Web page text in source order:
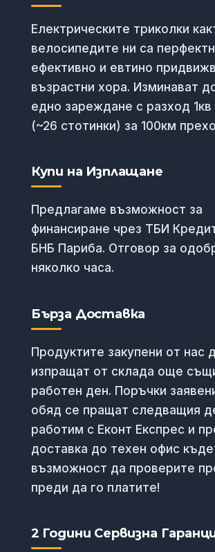
Електрическите триколки
велосипедите ни са
ефективно и евтино
възрастни хора. Изминават
едно зареждане с разход 1кв
(~26 стотинки) за 100км
Купи на Изплащане
Предлагаме възможност за
финансиране чрез ТБИ
БНБ Париба. Отговор за
няколко часа.
Бърза Доставка
Продуктите закупени от нас
изпращат от склада още
работен ден. Поръчки
обяд се пращат следващия
работим с Еконт Експрес и
доставка до техен офис
възможност да проверите
преди да го платите!
2 Години Сервизна